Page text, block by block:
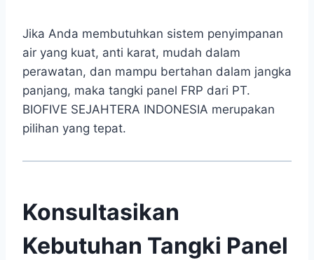
Jika Anda membutuhkan sistem penyimpanan
air yang kuat, anti karat, mudah dalam
perawatan, dan mampu bertahan dalam jangka
panjang, maka tangki panel FRP dari PT.
BIOFIVE SEJAHTERA INDONESIA merupakan
pilihan yang tepat.
Konsultasikan
Kebutuhan Tangki Panel